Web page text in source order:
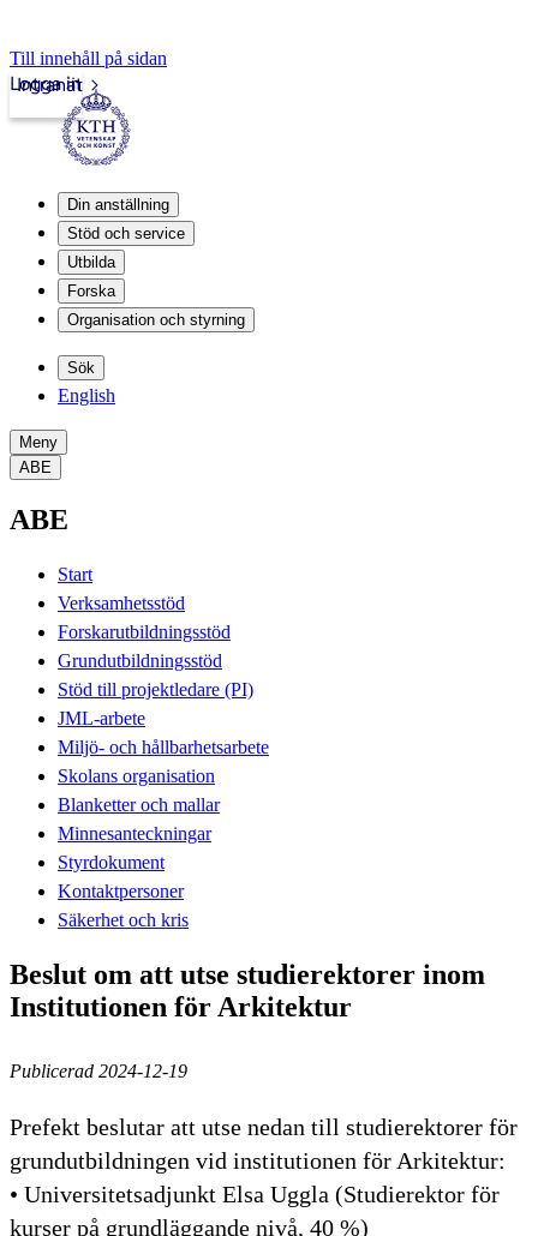
Till innehåll på sidan
Intranät
Logga in
Din anställning
Stöd och service
Utbilda
Forska
Organisation och styrning
Sök
English
Meny
ABE
ABE
Start
Verksamhetsstöd
Forskarutbildningsstöd
Grundutbildningsstöd
Stöd till projektledare (PI)
JML-arbete
Miljö- och hållbarhetsarbete
Skolans organisation
Blanketter och mallar
Minnesanteckningar
Styrdokument
Kontaktpersoner
Säkerhet och kris
Beslut om att utse studierektorer inom
Institutionen för Arkitektur
Publicerad 2024-12-19
Prefekt beslutar att utse nedan till studierektorer för
grundutbildningen vid institutionen för Arkitektur:
• Universitetsadjunkt Elsa Uggla (Studierektor för
kurser på grundläggande nivå, 40 %)